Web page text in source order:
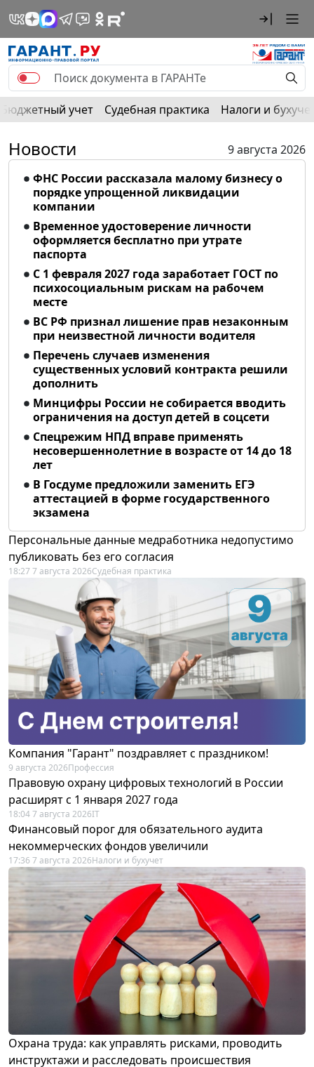
Бюджетный учет Судебная практика Налоги и
Новости
9 августа 2026
ФНС России рассказала малому бизнесу о
порядке упрощенной ликвидации
компании
Временное удостоверение личности
оформляется бесплатно при утрате
паспорта
С 1 февраля 2027 года заработает ГОСТ по
психосоциальным рискам на рабочем
месте
ВС РФ признал лишение прав незаконным
при неизвестной личности водителя
Перечень случаев изменения
существенных условий контракта решили
дополнить
Минцифры России не собирается вводить
ограничения на доступ детей в соцсети
Спецрежим НПД вправе применять
несовершеннолетние в возрасте от 14 до 18
лет
В Госдуме предложили заменить ЕГЭ
аттестацией в форме государственного
экзамена
Персональные данные медработника недопустимо
публиковать без его согласия
18:27 7 августа 2026Судебная практика
Компания "Гарант" поздравляет с праздником!
9 августа 2026Профессия
Правовую охрану цифровых технологий в России
расширят с 1 января 2027 года
18:04 7 августа 2026IT
Финансовый порог для обязательного аудита
некоммерческих фондов увеличили
17:36 7 августа 2026Налоги и бухучет
Охрана труда: как управлять рисками, проводить
инструктажи и расследовать происшествия